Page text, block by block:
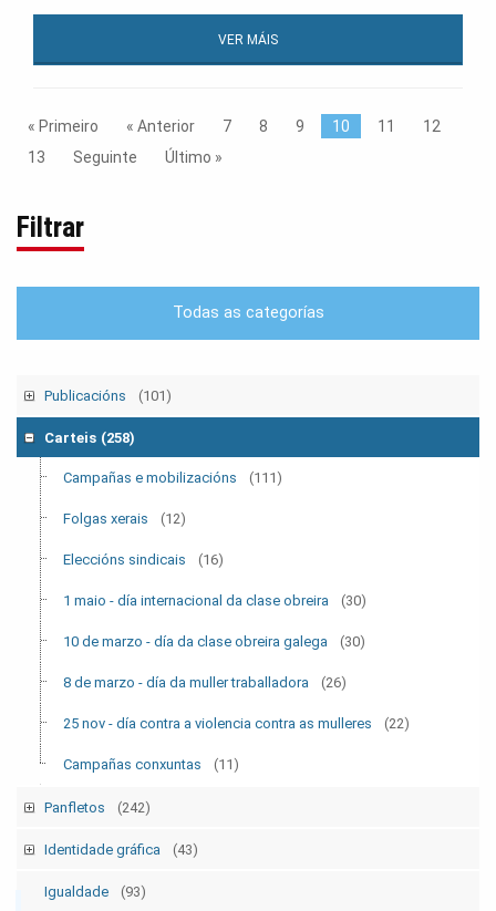
VER MÁIS
« Primeiro « Anterior 7 8 9 10 11
12
13
Seguinte Último »
Filtrar
Todas as categorías
Publicacións (101)
Tempo Sindical
Boletín Sindical (90)
Outras (2)
Carteis (258)
Campañas e mobilizacións (111)
Folgas xerais (12)
Eleccións sindicais (16)
1 maio - día internacional da clase obreira (30)
10 de marzo - día da clase obreira galega (30)
8 de marzo - día da muller traballadora (26)
25 nov - día contra a violencia contra as mulleres (22)
Campañas conxuntas (11)
Panfletos (242)
Campañas e mobilizacións p
Folgas xerais p
Identidade gráfica (43)
Logos CIG (13)
Igualdade (93)